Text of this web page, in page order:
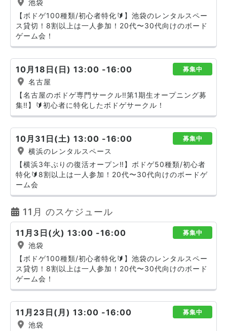
池袋
【ボドゲ100種類/初心者特化🔰】池袋のレンタルスペー
ス貸切！8割以上は一人参加！20代〜30代向けのボード
ゲーム会！
10月18日(日) 13:00 -16:00 募集中
名古屋
【名古屋のボドゲ専門サークル‼️第1期生オープニング募
集‼️】🔰初心者に特化したボドゲサークル！
10月31日(土) 13:00 -16:00 募集中
横浜のレンタルスペース
【横浜3年ぶりの復活オープン‼️】ボドゲ50種類/初心者
特化🔰8割以上は一人参加！20代〜30代向けのボードゲ
ーム会
11月 のスケジュール
11月3日(火) 13:00 -16:00 募集中
池袋
【ボドゲ100種類/初心者特化🔰】池袋のレンタルスペー
ス貸切！8割以上は一人参加！20代〜30代向けのボード
ゲーム会！
11月23日(月) 13:00 -16:00 募集中
池袋